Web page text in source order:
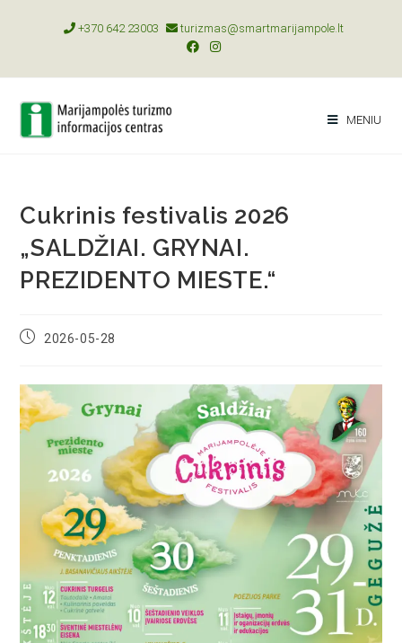
+370 642 23003 turizmas@smartmarijampole.lt
MENIU
Cukrinis festivalis 2026
„SALDŽIAI. GRYNAI.
PREZIDENTO MIESTE.“
2026-05-28